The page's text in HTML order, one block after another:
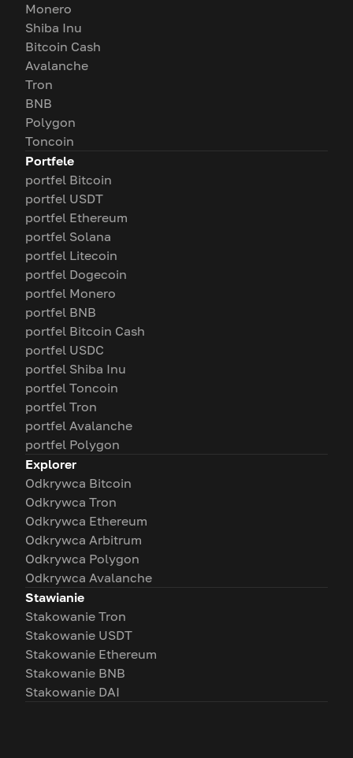
Monero
Shiba Inu
Bitcoin Cash
Avalanche
Tron
BNB
Polygon
Toncoin
Portfele
portfel Bitcoin
portfel USDT
portfel Ethereum
portfel Solana
portfel Litecoin
portfel Dogecoin
portfel Monero
portfel BNB
portfel Bitcoin Cash
portfel USDC
portfel Shiba Inu
portfel Toncoin
portfel Tron
portfel Avalanche
portfel Polygon
Explorer
Odkrywca Bitcoin
Odkrywca Tron
Odkrywca Ethereum
Odkrywca Arbitrum
Odkrywca Polygon
Odkrywca Avalanche
Stawianie
Stakowanie Tron
Stakowanie USDT
Stakowanie Ethereum
Stakowanie BNB
Stakowanie DAI